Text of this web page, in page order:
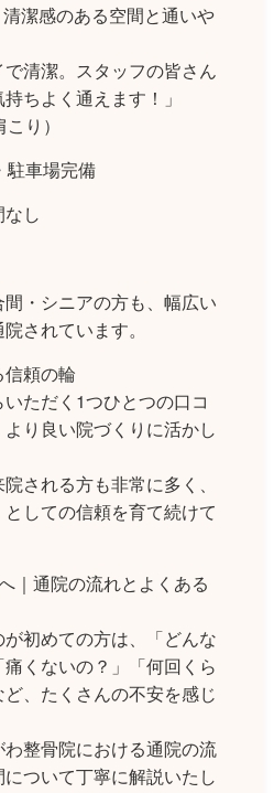
潔感のある空間と通いや
で清潔。スタッフの皆さん
ちよく通えます！」
り）
駐車場完備
し
・シニアの方も、幅広い
されています。
頼の輪
ただく1つひとつの口コ
り良い院づくりに活かし
される方も非常に多く、
としての信頼を育て続けて
｜通院の流れとよくある
初めての方は、「どんな
くないの？」「何回くら
、たくさんの不安を感じ
整骨院における通院の流
ついて丁寧に解説いたし